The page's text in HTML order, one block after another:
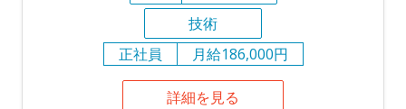
技術
正社員
月給186,000円
詳細を見る